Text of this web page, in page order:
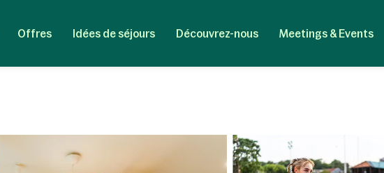
Offres Idées de séjours Découvrez-nous Meetings & Events